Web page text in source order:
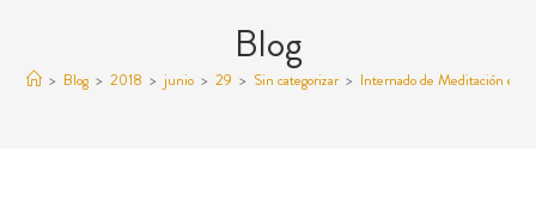
Blog
> Blog > 2018 > junio > 29 > Sin categorizar > Internado de Meditación